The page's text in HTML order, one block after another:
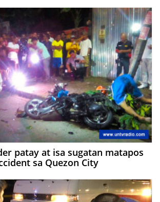
patay at isa sugatan matapos
sa Quezon City